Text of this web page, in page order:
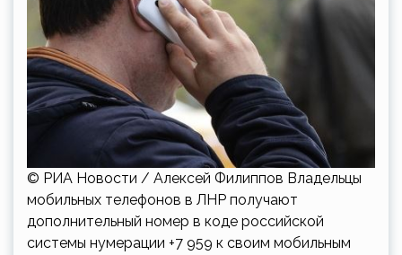
© РИА Новости / Алексей Филиппов Владельцы
мобильных телефонов в ЛНР получают
дополнительный номер в коде российской
системы нумерации +7 959 к своим мобильным